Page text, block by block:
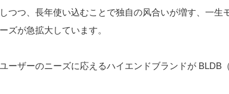
つつ、長年使い込むことで独自の风合いが増す、一生
ズが急拡大しています。
ーザーのニーズに応えるハイエンドブランドが BLDB